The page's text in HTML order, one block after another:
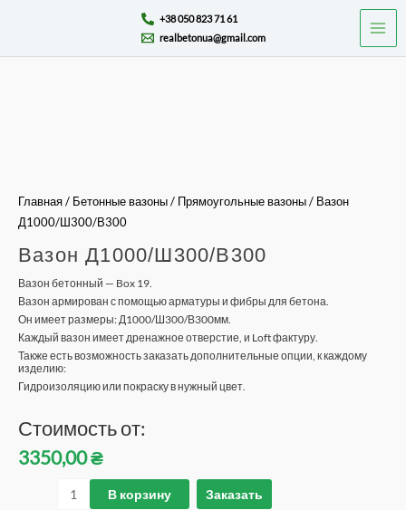
содержимому
+38 050 823 71 61
realbetonua@gmail.com
Главная / Бетонные вазоны / Прямоугольные вазоны / Вазон
Д1000/Ш300/В300
Вазон Д1000/Ш300/В300
Вазон бетонный — Box 19.
Вазон армирован с помощью арматуры и фибры для бетона.
Он имеет размеры: Д1000/Ш300/В300мм.
Каждый вазон имеет дренажное отверстие, и Loft фактуру.
Также есть возможность заказать дополнительные опции, к каждому
изделию:
Гидроизоляцию или покраску в нужный цвет.
Стоимость от:
3350,00₴
В300
В корзину Заказать